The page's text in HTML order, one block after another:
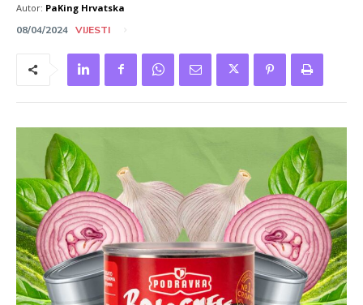
Autor: PaKing Hrvatska
08/04/2024 VIJESTI